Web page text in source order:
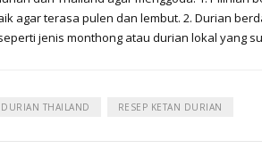
agar terasa pulen dan lembut. 2. Durian
jenis monthong atau durian lokal yang
DURIAN THAILAND RESEP KETAN DURIAN